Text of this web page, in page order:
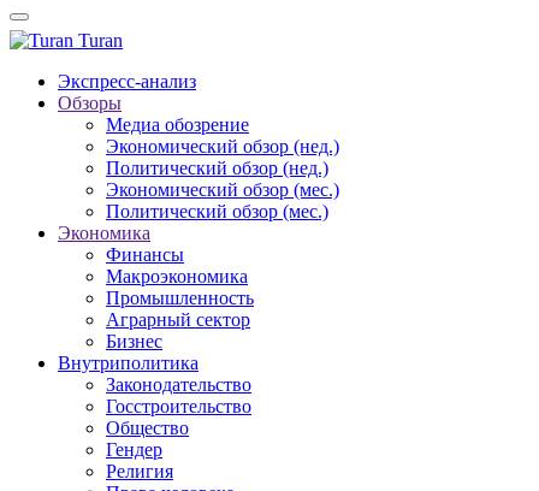
Turan
Экспресс-анализ
Обзоры
Медиа обозрение
Экономический обзор (нед.)
Политический обзор (нед.)
Экономический обзор (мес.)
Политический обзор (мес.)
Экономика
Финансы
Макроэкономика
Промышленность
Аграрный сектор
Бизнес
Внутриполитика
Законодательство
Госстроительство
Общество
Гендер
Религия